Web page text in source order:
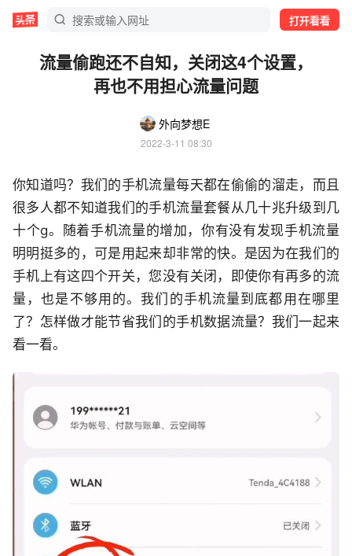
打开看看
流量偷跑还不自知，关闭这4个设置，
再也不用担心流量问题
外向梦想E
2022-3-11 08:30
你知道吗？我们的手机流量每天都在偷偷的溜走，而且
很多人都不知道我们的手机流量套餐从几十兆升级到几
十个g。随着手机流量的增加，你有没有发现手机流量
明明挺多的，可是用起来却非常的快。是因为在我们的
手机上有这四个开关，您没有关闭，即使你有再多的流
量，也是不够用的。我们的手机流量到底都用在哪里
了？怎样做才能节省我们的手机数据流量？我们一起来
看一看。